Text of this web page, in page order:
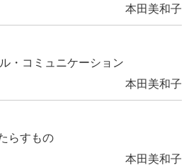
本田美和子
・コミュニケーション
本田美和子
らすもの
本田美和子